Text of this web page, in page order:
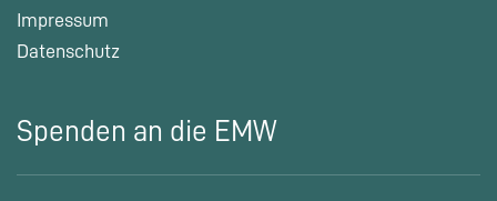
Impressum
Datenschutz
Spenden an die EMW